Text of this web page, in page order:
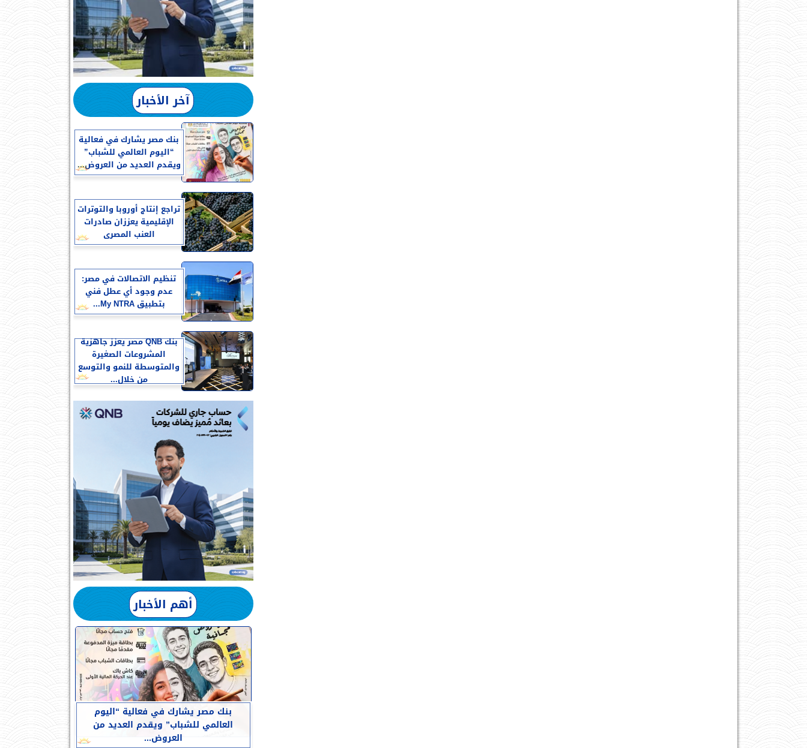
آخر الأخبار
بنك مصر يشارك في فعالية
“اليوم العالمي للشباب”
ويقدم العديد من العروض...
تراجع إنتاج أوروبا والتوترات
الإقليمية يعززان صادرات
العنب المصرى
تنظيم الاتصالات في مصر:
عدم وجود أي عطل فني
بتطبيق My NTRA...
بنك QNB مصر يعزز جاهزية
المشروعات الصغيرة
والمتوسطة للنمو والتوسع
من خلال...
أهم الأخبار
بنك مصر يشارك في فعالية “اليوم
العالمي للشباب” ويقدم العديد من
العروض...